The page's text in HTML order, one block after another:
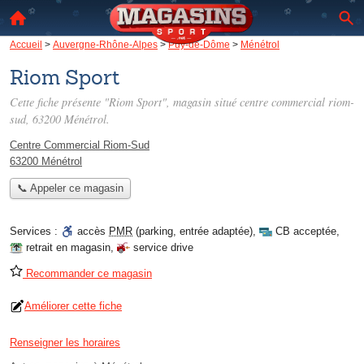
Accueil > Auvergne-Rhône-Alpes >Puy-de-Dôme > Ménétrol
Riom Sport
Cette fiche présente "Riom Sport", magasin situé centre commercial riom-
sud, 63200 Ménétrol.
Centre Commercial Riom-Sud
63200 Ménétrol
📞 Appeler ce magasin
Services : accès PMR (parking, entrée adaptée), CB acceptée,
retrait en magasin, service drive
Recommander ce magasin
Améliorer cette fiche
Renseigner les horaires